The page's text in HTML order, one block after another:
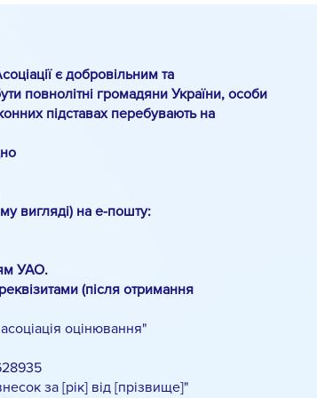
є добровільним та
повнолітні громадяни України, особи
підставах перебувають на
вигляді) на е-пошту:
УАО.
(після отримання
оцінювання"
за [рік] від [прізвище]"